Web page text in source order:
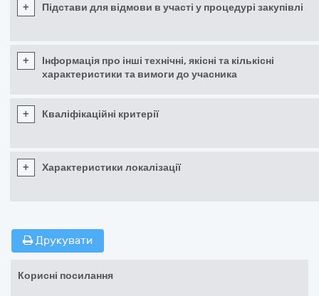
+ Підстави для відмови в участі у процедурі закупівлі
+
Інформація про інші технічні, якісні та кількісні
характеристики та вимоги до учасника
+ Кваліфікаційні критерії
+ Характеристики локалізації
Друкувати
Корисні посилання